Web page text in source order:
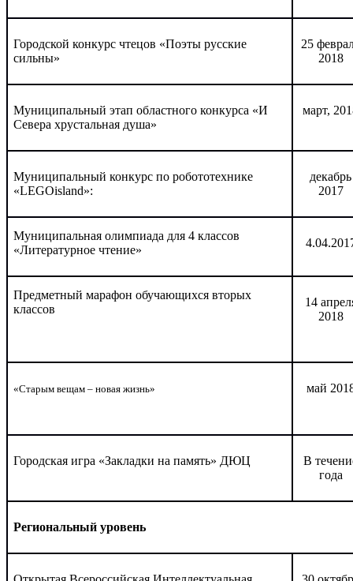
Городской конкурс чтецов «Поэты русские
сильны»
25
2018
Муниципальный этап областного конкурса «И
Севера хрустальная душа»
март,
Муниципальный конкурс по робототехнике
«LEGOisland»:
декабрь
2017
Муниципальная олимпиада для 4 классов
«Литературное чтение»
Предметный марафон обучающихся вторых
классов
14
2018
«Старым вещам – новая жизнь» май
Городская игра «Закладки на память» ДЮЦ
В
года
Региональный уровень